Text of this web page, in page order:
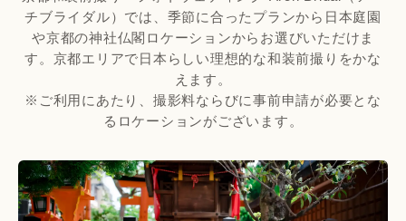
チブライダル）では、季節に合ったプランから日本庭園
や京都の神社仏閣ロケーションからお選びいただけま
す。京都エリアで日本らしい理想的な和装前撮りをかな
えます。
※ご利用にあたり、撮影料ならびに事前申請が必要とな
るロケーションがございます。